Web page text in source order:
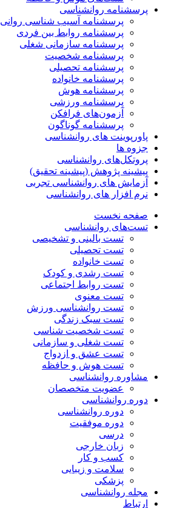
پرسشنامه روانشناسی
پرسشنامه آسیب شناسی روانی
پرسشنامه روابط بین فردی
پرسشنامه سازمانی شغلی
پرسشنامه شخصیت
پرسشنامه تحصیلی
پرسشنامه خانواده
پرسشنامه هوش
پرسشنامه ورزشی
آزمون‌های فرافکن
پرسشنامه گوناگون
پاورپوینت های روانشناسی
جزوه ها
پروتکل‌های روانشناسی
پیشینه پژوهش (پیشینه تحقیق)
آزمایش های روانشناسی تجربی
نرم افزار های روانشناسی
صفحه نخست
تست‌های روانشناسی
تست بالینی و تشخیصی
تست تحصیلی
تست خانواده
تست رشدی و کودک
تست روابط اجتماعی
تست معنوی
تست روانشناسی ورزش
تست سبک زندگی
تست شخصیت شناسی
تست شغلی و سازمانی
تست عشق و ازدواج
تست هوش و حافظه
مشاوره روانشناسی
عضویت متخصصان
دوره روانشناسی
دوره روانشناسی
دوره موفقیت
درسی
زبان خارجی
کسب و کار
سلامت و زیبایی
پزشکی
مجله روانشناسی
ارتباط